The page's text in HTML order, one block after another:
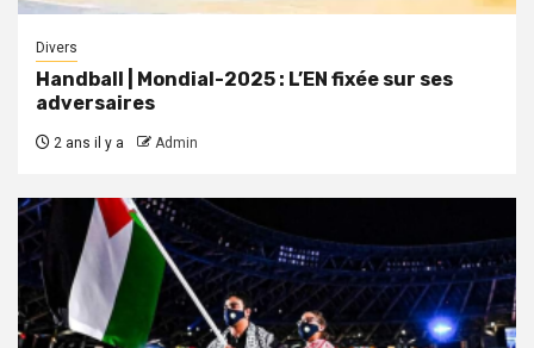
Divers
Handball | Mondial-2025 : L’EN fixée sur ses
adversaires
2 ans il y a Admin